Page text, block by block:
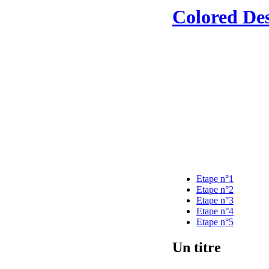
Colored
Etape n°1
Etape n°2
Etape n°3
Etape n°4
Etape n°5
Un titre